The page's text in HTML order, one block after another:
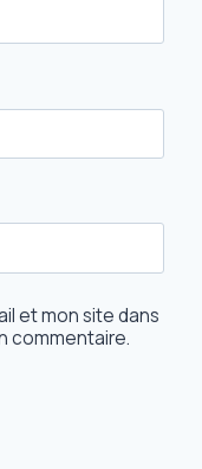
et mon site dans
commentaire.